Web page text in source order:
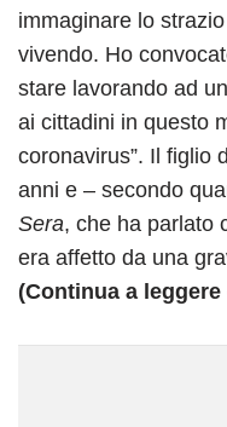
immaginare lo
vivendo. Ho
stare lavorando ad
ai cittadini in questo
coronavirus”. Il figlio
anni e – secondo
Sera, che ha parlato
era affetto da una
(Continua a